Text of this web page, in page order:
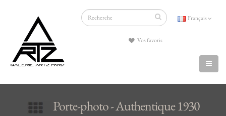
Français
Vos favoris
Porte-photo - Authentique 1930